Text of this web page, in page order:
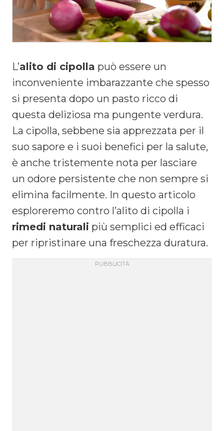
L’alito di cipolla può essere un
inconveniente imbarazzante che spesso
si presenta dopo un pasto ricco di
questa deliziosa ma pungente verdura.
La cipolla, sebbene sia apprezzata per il
suo sapore e i suoi benefici per la salute,
è anche tristemente nota per lasciare
un odore persistente che non sempre si
elimina facilmente. In questo articolo
esploreremo contro l’alito di cipolla i
rimedi naturali più semplici ed efficaci
per ripristinare una freschezza duratura.